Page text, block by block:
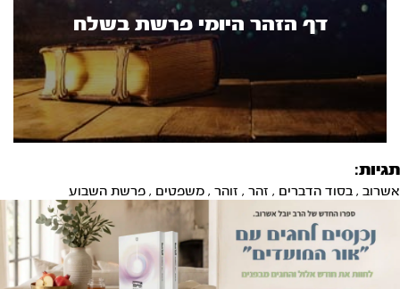
דף הזהר היומי פרשת בשלח
תגיות:
אשרוב , בסוד הדברים , זהר , זוהר , משפטים , פרשת השבוע